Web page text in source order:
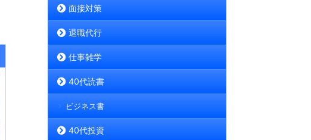
面接対策
退職代行
仕事雑学
40代読書
ビジネス書
40代投資